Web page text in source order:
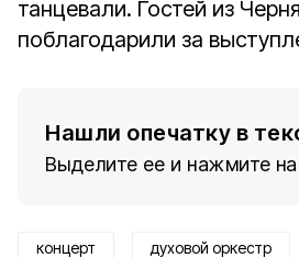
танцевали. Гостей из
поблагодарили за
Нашли опечатку в
Выделите ее и нажмите на
концерт духовой оркестр